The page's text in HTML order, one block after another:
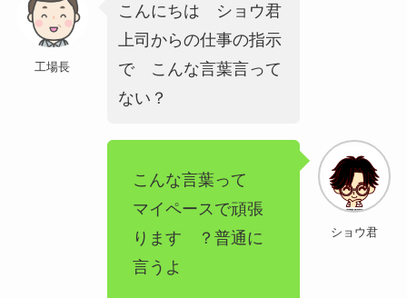
工場長
こんにちは ショウ君
上司からの仕事の指示
で こんな言葉言って
ない？
ショウ君
こんな言葉って
マイペースで頑張
ります ？普通に
言うよ